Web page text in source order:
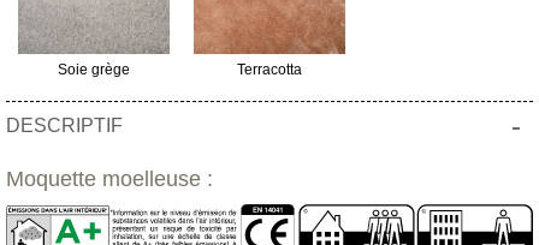
Soie grège Terracotta
DESCRIPTIF -
Moquette moelleuse :